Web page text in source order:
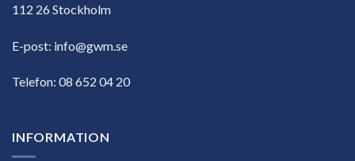
112 26 Stockholm
E-post: info@gwm.se
Telefon: 08 652 04 20
INFORMATION